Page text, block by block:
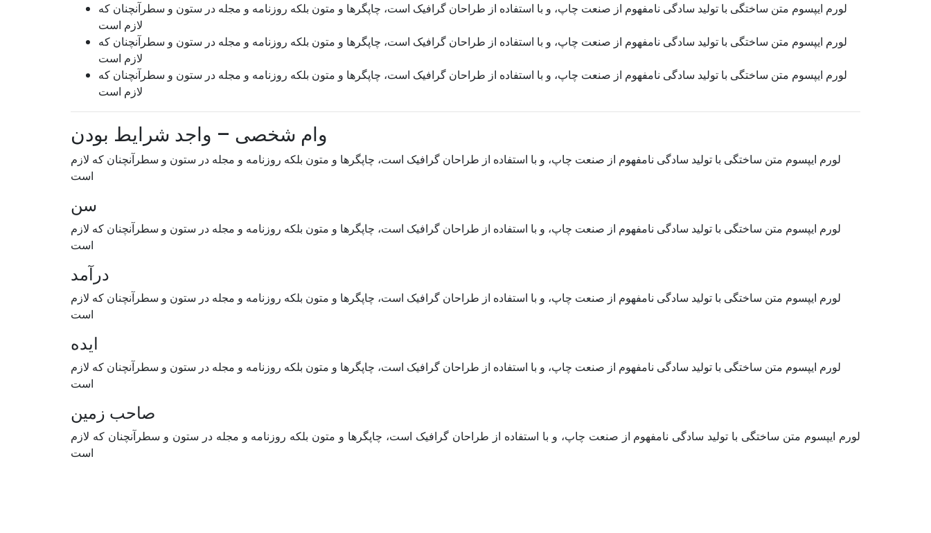
لورم ایپسوم متن ساختگی با تولید سادگی نامفهوم از صنعت چاپ، و با استفاده از طراحان گرافیک است، چاپگرها و متون بلکه روزنامه و مجله در ستون و سطرآنچنان که
لازم است
لورم ایپسوم متن ساختگی با تولید سادگی نامفهوم از صنعت چاپ، و با استفاده از طراحان گرافیک است، چاپگرها و متون بلکه روزنامه و مجله در ستون و سطرآنچنان که
لازم است
لورم ایپسوم متن ساختگی با تولید سادگی نامفهوم از صنعت چاپ، و با استفاده از طراحان گرافیک است، چاپگرها و متون بلکه روزنامه و مجله در ستون و سطرآنچنان که
لازم است
وام شخصی – واجد شرایط بودن
لورم ایپسوم متن ساختگی با تولید سادگی نامفهوم از صنعت چاپ، و با استفاده از طراحان گرافیک است، چاپگرها و متون بلکه روزنامه و مجله در ستون و سطرآنچنان که لازم
است
سن
لورم ایپسوم متن ساختگی با تولید سادگی نامفهوم از صنعت چاپ، و با استفاده از طراحان گرافیک است، چاپگرها و متون بلکه روزنامه و مجله در ستون و سطرآنچنان که لازم
است
درآمد
لورم ایپسوم متن ساختگی با تولید سادگی نامفهوم از صنعت چاپ، و با استفاده از طراحان گرافیک است، چاپگرها و متون بلکه روزنامه و مجله در ستون و سطرآنچنان که لازم
است
ایده
لورم ایپسوم متن ساختگی با تولید سادگی نامفهوم از صنعت چاپ، و با استفاده از طراحان گرافیک است، چاپگرها و متون بلکه روزنامه و مجله در ستون و سطرآنچنان که لازم
است
صاحب زمین
لورم ایپسوم متن ساختگی با تولید سادگی نامفهوم از صنعت چاپ، و با استفاده از طراحان گرافیک است، چاپگرها و متون بلکه روزنامه و مجله در ستون و سطرآنچنان که لازم
است